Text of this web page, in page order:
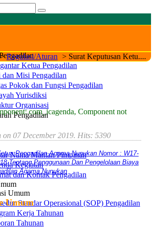
Ketua Pengadilan
dan Misi Pengadilan
Pokok dan Fungsi Pengadilan
Yurisdiksi
Organisasi
Pengadilan
Nama Mantan Pimpinan
Kegiatan
dan Kontak Pengadilan
Umum
Standar Operasional (SOP) Pengadilan
Kerja Tahunan
Tahunan
Regulasi/Aturan > Surat Keputusan Ketu....
com_icagenda, Component not
on 07 December 2019. Hits: 5390
Pengadilan Agama Nunukan Nomor : W17-
Tentang Penggunaan Dan Pengelolaan Biaya
Agama Nunukan
Umum